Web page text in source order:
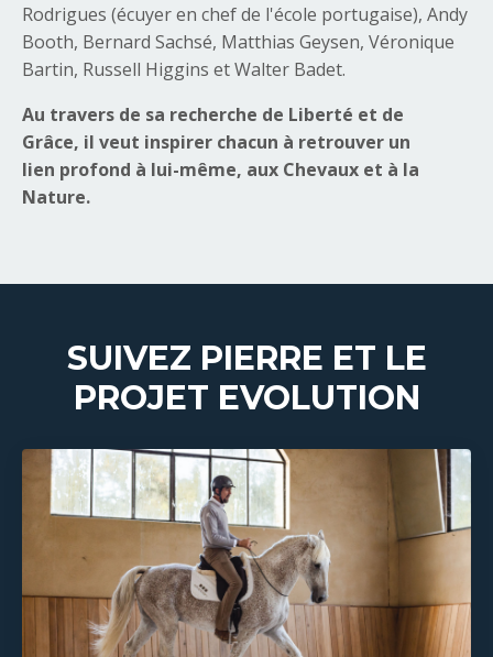
Rodrigues (écuyer en chef de l'école portugaise), Andy
Booth, Bernard Sachsé, Matthias Geysen, Véronique
Bartin, Russell Higgins et Walter Badet.
Au travers de sa recherche de Liberté et de
Grâce, il veut inspirer chacun à retrouver un
lien profond à lui-même, aux Chevaux et à la
Nature.
SUIVEZ PIERRE ET LE
PROJET EVOLUTION